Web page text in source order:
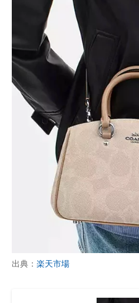
出典： 楽天市場